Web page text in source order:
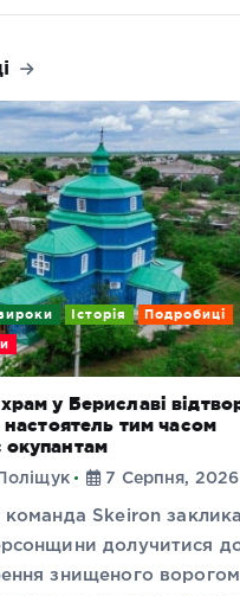
Історія Подробиці
у Бериславі
настоятель тим часом
7 Серпня, 2026
команда Skeiron
долучитися
знищеного ворогом